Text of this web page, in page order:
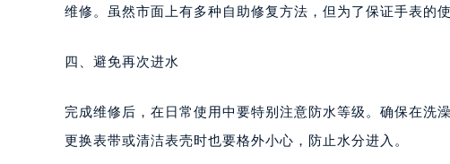
维修。虽然市面上有多种自助修复方法，但为了保证手表的
四、避免再次进水
完成维修后，在日常使用中要特别注意防水等级。确保在洗
更换表带或清洁表壳时也要格外小心，防止水分进入。